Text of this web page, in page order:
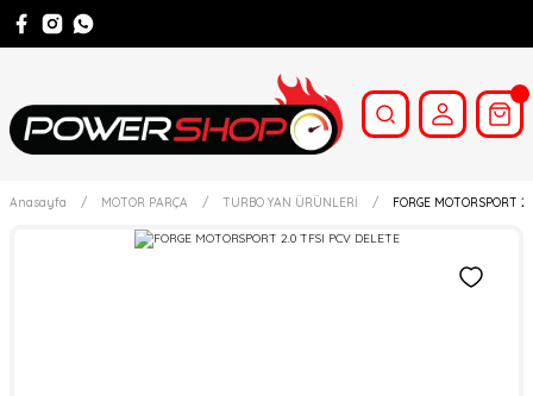
Anasayfa MOTOR PARÇA TURBO YAN ÜRÜNLERİ FORGE MOTORSPORT